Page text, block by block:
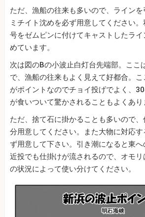
ただ、漁船の往来も多いので、ライン
ミチイト沈めを必ず用意してください
号をゼムピンに付けてキャストしたラ
めています。
次は図のBの小波止白灯台先端部。ここ
で、漁船の往来もよく見えて好都合。
がポイントなのでチョイ投げでよく、
が食いついて驚かされることもよくあり
ただ、捨て石に掛かることも多いので
分用意してください。また大物に対応
ず用意して下さい。引き潮になると東へ
近投でも仕掛けが流されるので、オモ
の状況によって使い分けてください。